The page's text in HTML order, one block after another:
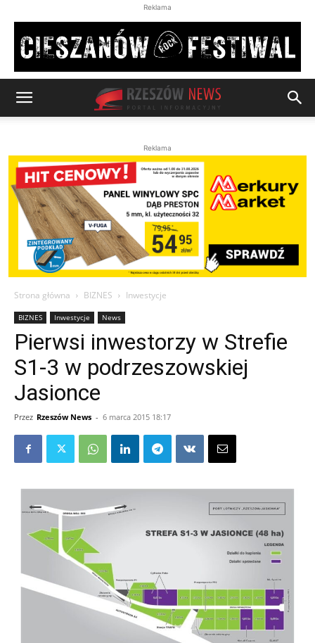
Reklama
Reklama
Strona główna BIZNES Inwestycje
BIZNES Inwestycje News
Pierwsi inwestorzy w Strefie
S1-3 w podrzeszowskiej
Jasionce
Przez Rzeszów News - 6 marca 2015 18:17